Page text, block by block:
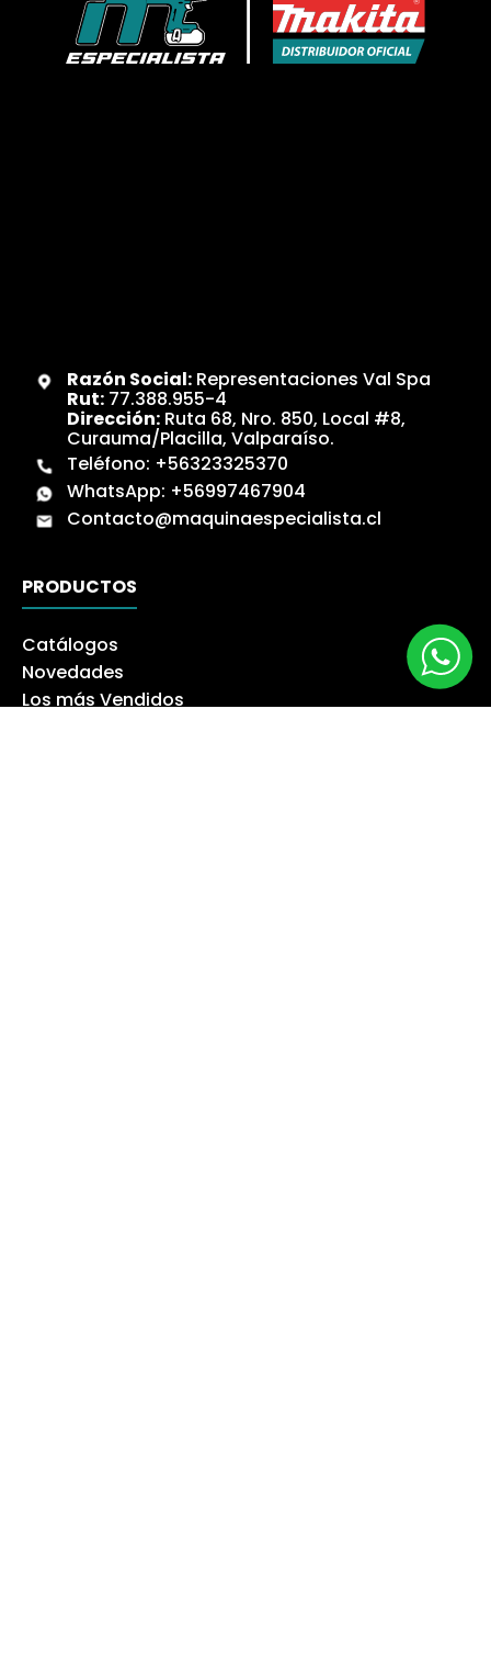
Razón Social:Representaciones Val Spa
Rut:77.388.955-4
Dirección:Ruta 68, Nro. 850, Local #8,
Curauma/Placilla, Valparaíso.
Teléfono: +56323325370
WhatsApp: +56997467904
Contacto@maquinaespecialista.cl
PRODUCTOS
Catálogos
Novedades
Los más Vendidos